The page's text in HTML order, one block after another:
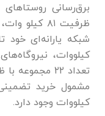
ظرفیت ۸۱
کیلووات وجود دارد.